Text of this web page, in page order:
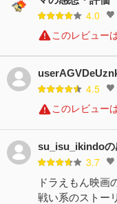
4.0
このレビュー
4.5
このレビュー
su_isu_ikindoの
3.7
ドラえもん映画
戦い系のストー